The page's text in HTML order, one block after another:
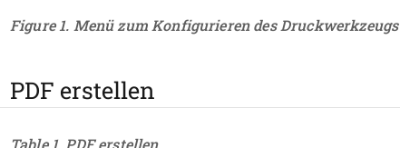
Figure 1. Menü zum Konfigurieren des Druckwerkzeugs
PDF erstellen
Table 1. PDF erstellen